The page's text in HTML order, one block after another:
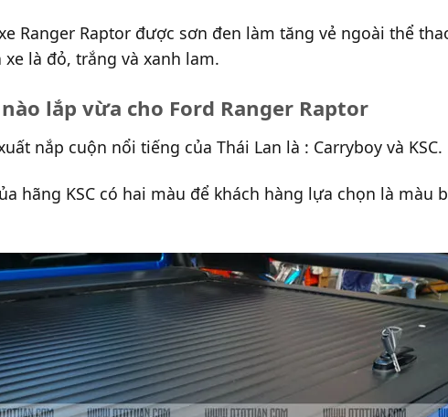
Ranger Raptor được sơn đen làm tăng vẻ ngoài thể
là đỏ, trắng và xanh lam.
lắp vừa cho Ford Ranger Raptor
nắp cuộn nổi tiếng của Thái Lan là : Carryboy và KSC.
hãng KSC có hai màu để khách hàng lựa chọn là màu